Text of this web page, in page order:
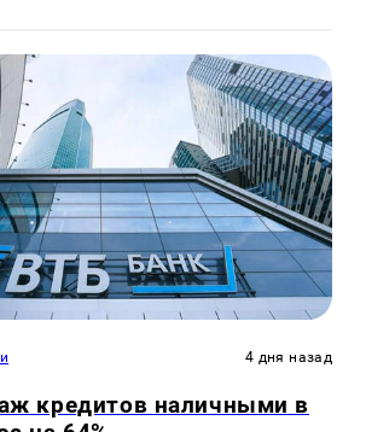
4 дня назад
кредитов наличными в